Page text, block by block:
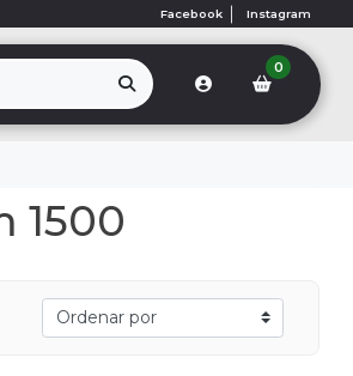
Facebook Instagram
0
1500